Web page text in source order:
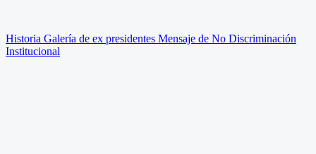
Historia Galería de ex presidentes Mensaje de No Discriminación
Institucional